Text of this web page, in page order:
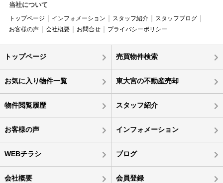
当社について
トップページ インフォメーション スタッフ紹介
スタッフブログ
お客様の声
会社概要 お問合せ プライバシーポリシー
トップページ 売買物件検索
お気に入り物件一覧 東大宮の不動産売却
物件閲覧履歴 スタッフ紹介
お客様の声 インフォメーション
WEBチラシ ブログ
会社概要 会員登録